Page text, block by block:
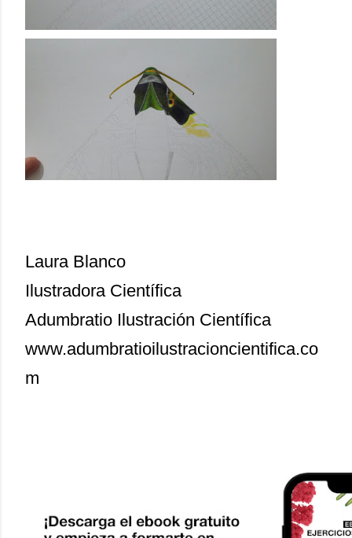
Laura Blanco
Ilustradora Científica
Adumbratio Ilustración Científica
www.adumbratioilustracioncientifica.co
m